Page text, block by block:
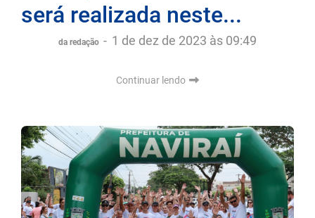
será realizada neste...
da redação - 1 de dez de 2023 às 09:49
Continuar lendo